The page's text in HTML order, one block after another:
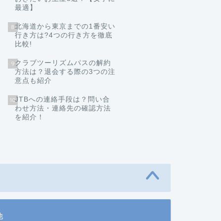
最適】
8北海道から東京までの1番安い
行き方は?4つの行き方を徹底
比較!
9 クラブツーリズムパスの解約
方法は？退会する際の3つの注
意点も紹介
10JTBへの連絡手段は？問い合
わせ方法・連絡先の確認方法
を紹介！